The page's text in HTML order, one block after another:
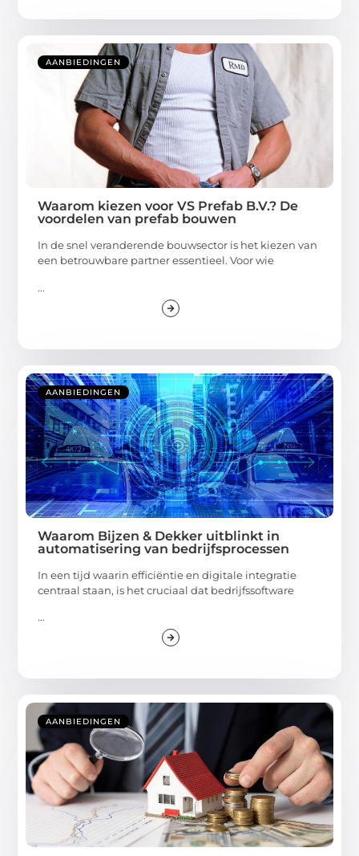
AANBIEDINGEN
Waarom kiezen voor VS Prefab B.V.? De
voordelen van prefab bouwen
In de snel veranderende bouwsector is het kiezen van
een betrouwbare partner essentieel. Voor wie
...
AANBIEDINGEN
Waarom Bijzen & Dekker uitblinkt in
automatisering van bedrijfsprocessen
In een tijd waarin efficiëntie en digitale integratie
centraal staan, is het cruciaal dat bedrijfssoftware
...
AANBIEDINGEN